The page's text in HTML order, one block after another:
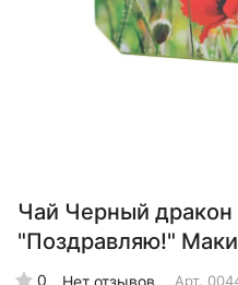
Чай Черный дракон
"Поздравляю!"
0 Нет отзывов Арт.